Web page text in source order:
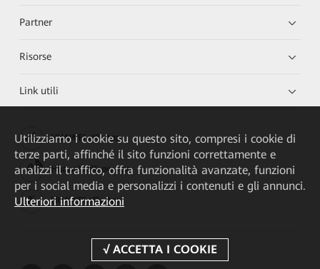
Partner
Risorse
Link utili
HUAWEI eKit App
Huawei HiKnow App
HUAWEI eFly App
Utilizziamo i cookie su questo sito, compresi i cookie di
terze parti, affinché il sito funzioni correttamente e
analizzi il traffico, offra funzionalità avanzate, funzioni
per i social media e personalizzi i contenuti e gli annunci.
Ulteriori informazioni